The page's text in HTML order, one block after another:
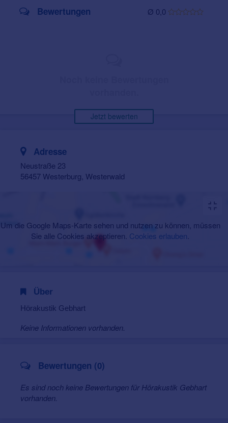
Ø 0,0
Bewertungen
Jetzt bewerten
Adresse
Neustraße 23
56457 Westerburg, Westerwald
Um die Google Maps-Karte sehen und nutzen zu können, müssen
Sie alle Cookies akzeptieren. Cookies erlauben
Über
Hörakustik Gebhart
Keine Informationen vorhanden.
Bewertungen (0)
Es sind noch keine Bewertungen für Hörakustik Gebhart
vorhanden.